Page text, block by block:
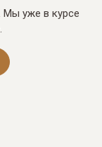
Мы уже в курсе